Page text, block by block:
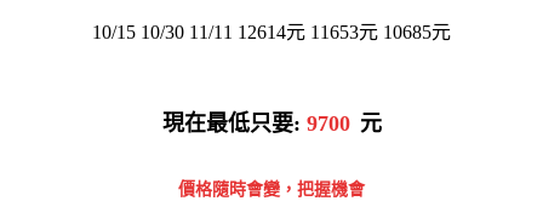
10/15 10/30 11/11 12614元 11653元 10685元
現在最低只要: 9700 元
價格隨時會變，把握機會